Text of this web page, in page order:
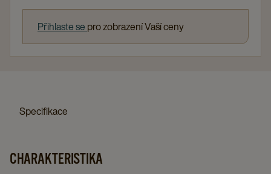
Přihlaste se pro zobrazení Vaší ceny
Specifikace
CHARAKTERISTIKA